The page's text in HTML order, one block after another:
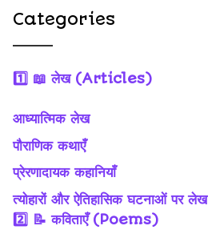
Categories
1️⃣ 📖 लेख (Articles)
आध्यात्मिक लेख
पौराणिक कथाएँ
प्रेरणादायक कहानियाँ
त्योहारों और ऐतिहासिक घटनाओं पर लेख
2️⃣ 📝 कविताएँ (Poems)